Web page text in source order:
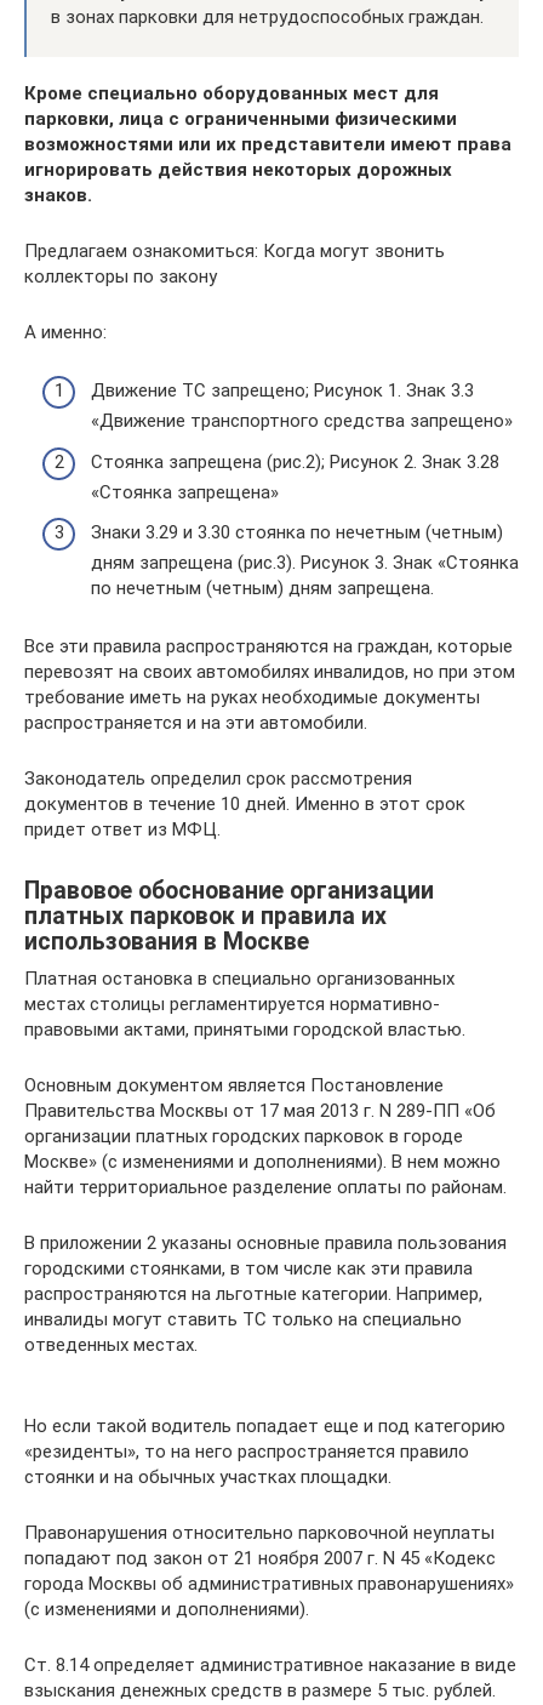
в зонах парковки для нетрудоспособных граждан.
Кроме специально оборудованных мест для
парковки, лица с ограниченными физическими
возможностями или их представители имеют права
игнорировать действия некоторых дорожных
знаков.
Предлагаем ознакомиться: Когда могут звонить
коллекторы по закону
А именно:
Движение ТС запрещено; Рисунок 1. Знак 3.3
«Движение транспортного средства запрещено»
Стоянка запрещена (рис.2); Рисунок 2. Знак 3.28
«Стоянка запрещена»
Знаки 3.29 и 3.30 стоянка по нечетным (четным)
дням запрещена (рис.3). Рисунок 3. Знак «Стоянка
по нечетным (четным) дням запрещена.
Все эти правила распространяются на граждан, которые
перевозят на своих автомобилях инвалидов, но при этом
требование иметь на руках необходимые документы
распространяется и на эти автомобили.
Законодатель определил срок рассмотрения
документов в течение 10 дней. Именно в этот срок
придет ответ из МФЦ.
Правовое обоснование организации
платных парковок и правила их
использования в Москве
Платная остановка в специально организованных
местах столицы регламентируется нормативно-
правовыми актами, принятыми городской властью.
Основным документом является Постановление
Правительства Москвы от 17 мая 2013 г. N 289-ПП «Об
организации платных городских парковок в городе
Москве» (с изменениями и дополнениями). В нем можно
найти территориальное разделение оплаты по районам.
В приложении 2 указаны основные правила пользования
городскими стоянками, в том числе как эти правила
распространяются на льготные категории. Например,
инвалиды могут ставить ТС только на специально
отведенных местах.
Но если такой водитель попадает еще и под категорию
«резиденты», то на него распространяется правило
стоянки и на обычных участках площадки.
Правонарушения относительно парковочной неуплаты
попадают под закон от 21 ноября 2007 г. N 45 «Кодекс
города Москвы об административных правонарушениях»
(с изменениями и дополнениями).
Ст. 8.14 определяет административное наказание в виде
взыскания денежных средств в размере 5 тыс. рублей.